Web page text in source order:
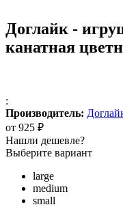
Доглайк -
канатная
:
Производитель:
от 925 ₽
Нашли дешевле?
Выберите вариант
large
medium
small